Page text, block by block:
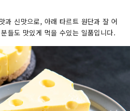
과 신맛으로, 아래 타르트 원단과 잘 어
들도 맛있게 먹을 수있는 일품입니다.